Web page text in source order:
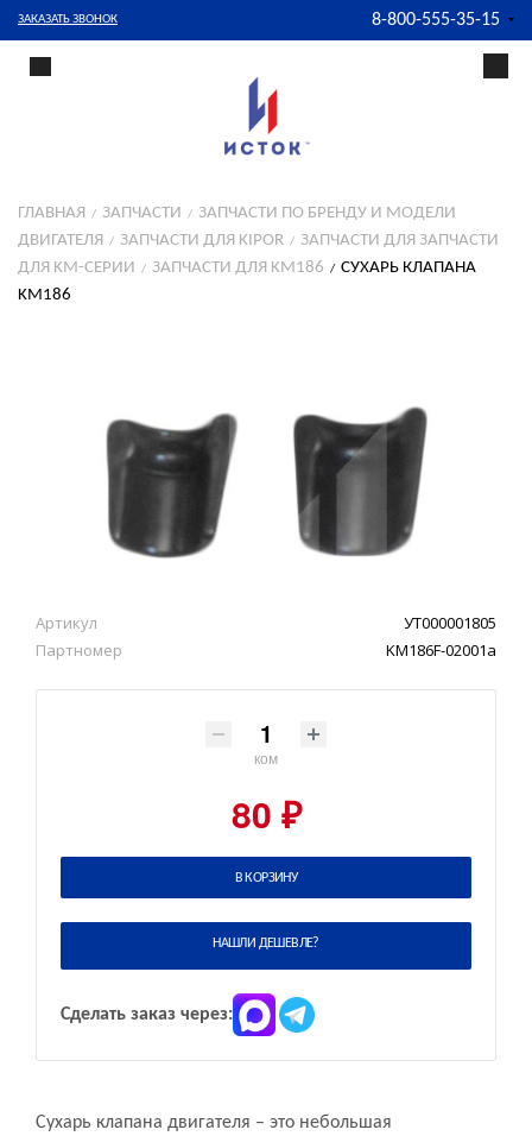
ЗАКАЗАТЬ ЗВОНОК 8-800-555-35-15
ГЛАВНАЯ ЗАПЧАСТИ
ЗАПЧАСТИ ПО БРЕНДУ И МОДЕЛИ
ДВИГАТЕЛЯ
ЗАПЧАСТИ ДЛЯ KIPOR
ЗАПЧАСТИ ДЛЯ ЗАПЧАСТИ
ДЛЯ KM-СЕРИИ
ЗАПЧАСТИ ДЛЯ KM186
СУХАРЬ КЛАПАНА
KM186
Артикул
УТ000001805
Партномер
KM186F-02001a
ком
80 ₽
В КОРЗИНУ
НАШЛИ ДЕШЕВЛЕ?
Сделать заказ через:
Сухарь клапана двигателя – это небольшая